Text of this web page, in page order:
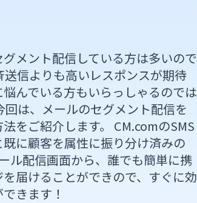
メント配信している方は多いので
送信よりも高いレスポンスが期待
んでいる方もいらっしゃるのでは
は、メールのセグメント配信を
をご紹介します。 CM.comのSMS
に顧客を属性に振り分け済みの
ル配信画面から、誰でも簡単に携
届けることができので、すぐに効
きます！